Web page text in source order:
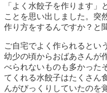
「よく水餃子を作ります」
ことを思い出しました。突
作り方をするんですか？と
ご自宅でよく作られるとい
幼少の頃からおばあさんが
べられないものも多かった
てくれる水餃子はたくさん
んがびっくりしていたのを